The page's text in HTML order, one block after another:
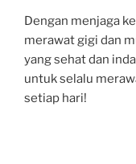
Dengan menjaga
merawat gigi dan
yang sehat dan
untuk selalu
setiap hari!